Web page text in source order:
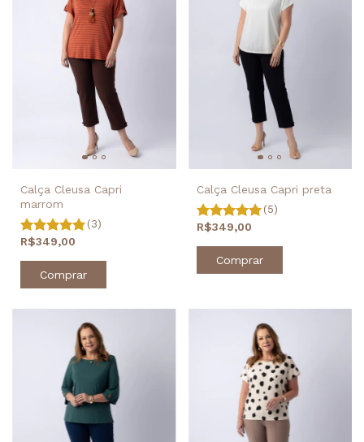
Calça Cleusa Capri
marrom
(3)
R$349,00
Comprar
Calça Cleusa Capri preta
(5)
R$349,00
Comprar